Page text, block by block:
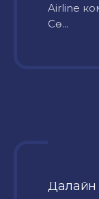
Airline
Сө...
Далайн